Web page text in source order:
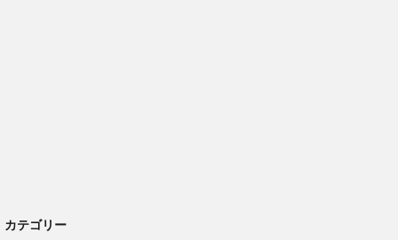
カテゴリー